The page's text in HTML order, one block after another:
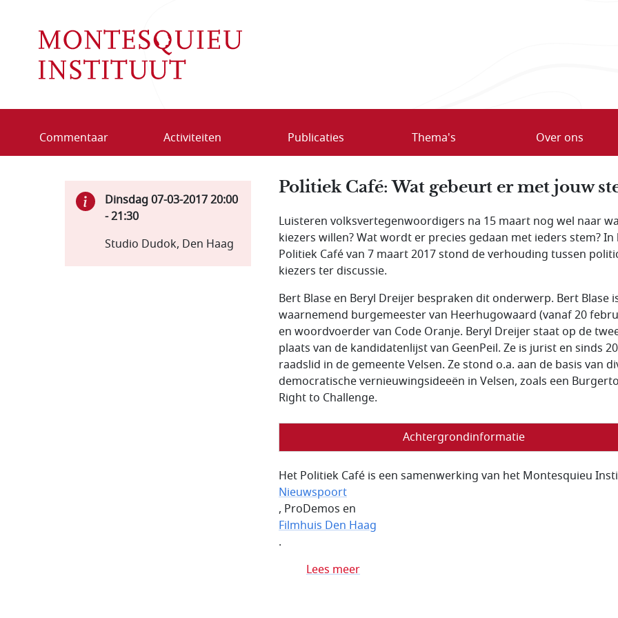
Commentaar Activiteiten Publicaties Thema's Over ons
Politiek Café: Wat gebeurt er met jouw
Luisteren volksvertegenwoordigers na 15 maart nog wel naar
kiezers willen? Wat wordt er precies gedaan met ieders stem? In
Politiek Café van 7 maart 2017 stond de verhouding tussen
kiezers ter discussie.
Bert Blase en Beryl Dreijer bespraken dit onderwerp. Bert Blase
waarnemend burgemeester van Heerhugowaard (vanaf 20
en woordvoerder van Code Oranje. Beryl Dreijer staat op de
plaats van de kandidatenlijst van GeenPeil. Ze is jurist en sinds
raadslid in de gemeente Velsen. Ze stond o.a. aan de basis van
democratische vernieuwingsideeën in Velsen, zoals een
Right to Challenge.
Achtergrondinformatie
Het Politiek Café is een samenwerking van het Montesquieu
Nieuwspoort
, ProDemos en
Filmhuis Den Haag
.
Lees meer
Dinsdag 07-03-201720:00
-21:30
Studio Dudok, Den Haag